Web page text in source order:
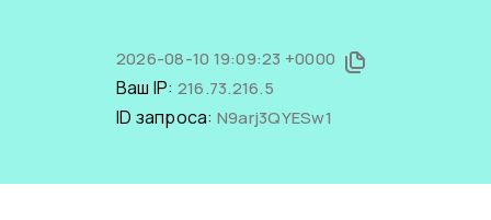
2026-08-10 19:09:23 +0000
Ваш IP: 216.73.216.5
ID запроса: N9arj3QYESw1